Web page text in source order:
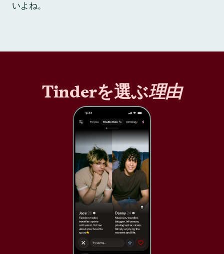
いよね。
Tinderを選ぶ理由